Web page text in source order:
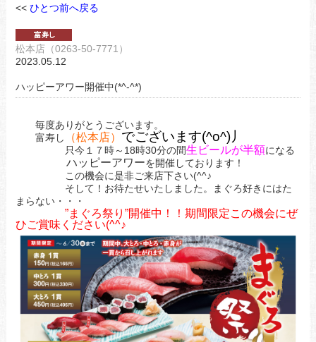
<< ひとつ前へ戻る
松本店（0263-50-7771）
2023.05.12
ハッピーアワー開催中(*^-^*)
毎度ありがとうございます。
富寿し
（松本店） でございます(^o^)丿
只今１７時～18時30分の間生ビールが半額になる
ハッピーアワーを開催しております！
この機会に是非ご来店下さい(^^♪
そして！お待たせいたしました。まぐろ好きにはた
まらない・・・
”まぐろ祭り”開催中！！期間限定この機会にぜ
ひご賞味ください(^^♪